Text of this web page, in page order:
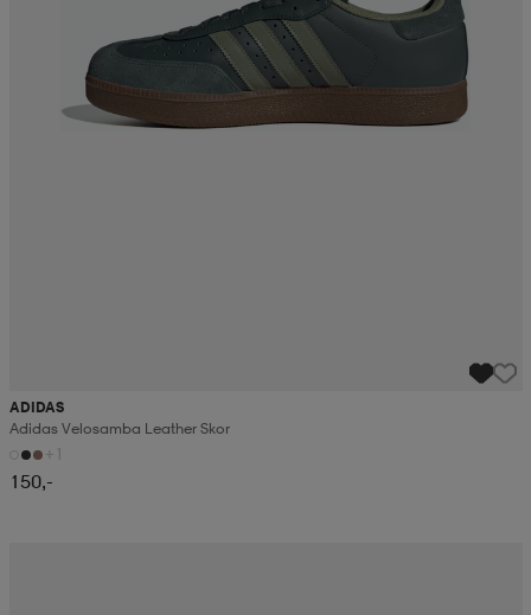
ADIDAS
Adidas Velosamba Leather Skor
+1
150,-